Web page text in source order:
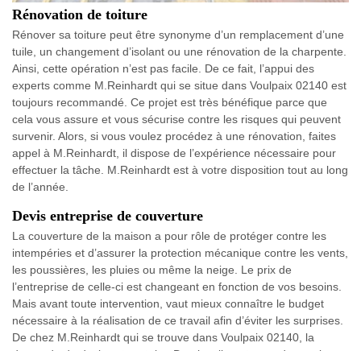
Rénovation de toiture
Rénover sa toiture peut être synonyme d’un remplacement d’une
tuile, un changement d’isolant ou une rénovation de la charpente.
Ainsi, cette opération n’est pas facile. De ce fait, l’appui des
experts comme M.Reinhardt qui se situe dans Voulpaix 02140 est
toujours recommandé. Ce projet est très bénéfique parce que
cela vous assure et vous sécurise contre les risques qui peuvent
survenir. Alors, si vous voulez procédez à une rénovation, faites
appel à M.Reinhardt, il dispose de l’expérience nécessaire pour
effectuer la tâche. M.Reinhardt est à votre disposition tout au long
de l’année.
Devis entreprise de couverture
La couverture de la maison a pour rôle de protéger contre les
intempéries et d’assurer la protection mécanique contre les vents,
les poussières, les pluies ou même la neige. Le prix de
l’entreprise de celle-ci est changeant en fonction de vos besoins.
Mais avant toute intervention, vaut mieux connaître le budget
nécessaire à la réalisation de ce travail afin d’éviter les surprises.
De chez M.Reinhardt qui se trouve dans Voulpaix 02140, la